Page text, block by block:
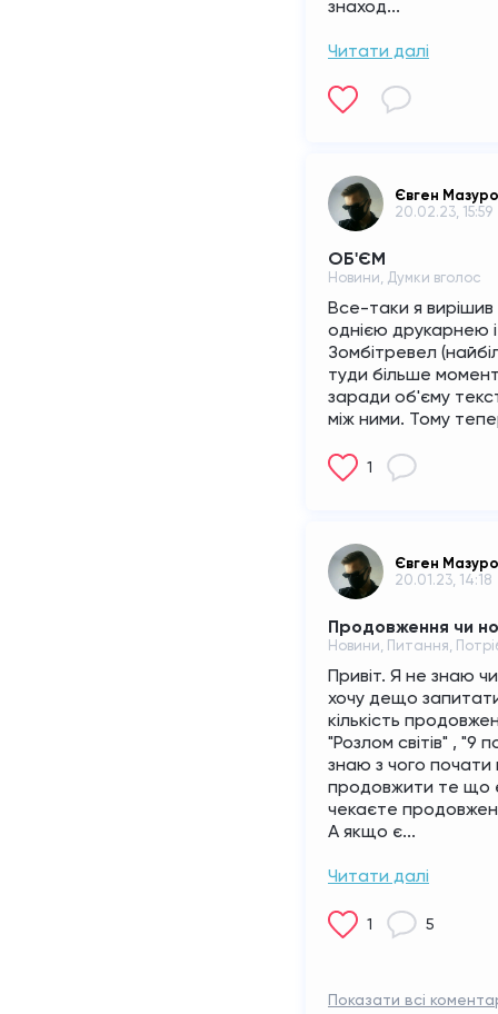
знаход...
Читати далі
Євген
20.02.23, 15:59
ОБ'ЄМ
Новини, Думки вголос
Все-таки я вирішив
однією друкарнею
Зомбітревел
туди більше
заради об'єму
між ними. Тому
1
Євген
20.01.23, 14:18
Продовження чи
Новини, Питання,
Привіт. Я не знаю
хочу дещо
кількість
"Розлом світів" , "9
знаю з чого почати
продовжити те що
чекаєте
А якщо є...
Читати далі
1 5
Показати всі